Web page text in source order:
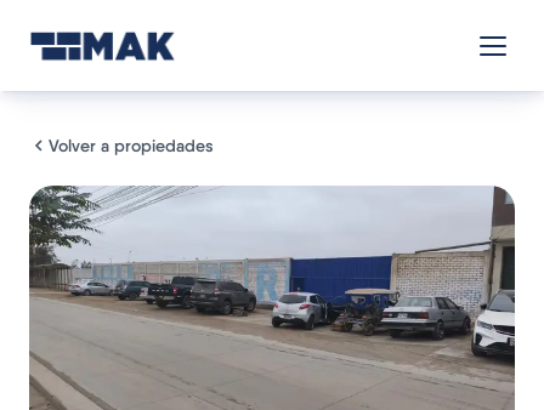
Volver a propiedades